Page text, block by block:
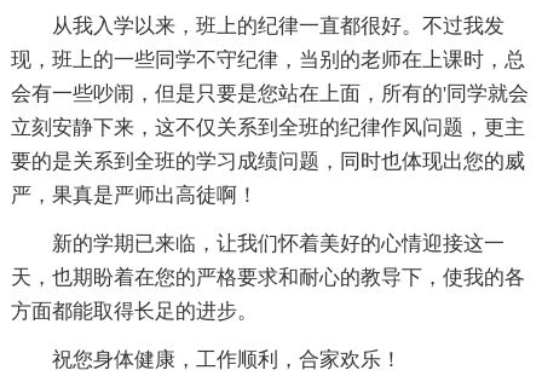
从我入学以来，班上的纪律一直都很好。不过我发
现，班上的一些同学不守纪律，当别的老师在上课时，总
会有一些吵闹，但是只要是您站在上面，所有的'同学就会
立刻安静下来，这不仅关系到全班的纪律作风问题，更主
要的是关系到全班的学习成绩问题，同时也体现出您的威
严，果真是严师出高徒啊！
新的学期已来临，让我们怀着美好的心情迎接这一
天，也期盼着在您的严格要求和耐心的教导下，使我的各
方面都能取得长足的进步。
祝您身体健康，工作顺利，合家欢乐！